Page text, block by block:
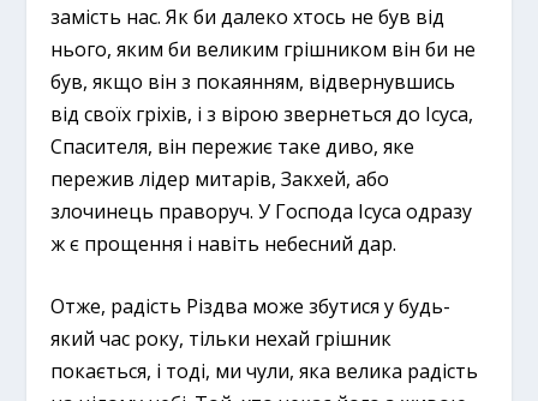
замість нас. Як би далеко хтось не був від
нього, яким би великим грішником він би не
був, якщо він з покаянням, відвернувшись
від своїх гріхів, і з вірою звернеться до Ісуса,
Спасителя, він пережиє таке диво, яке
пережив лідер митарів, Закхей, або
злочинець праворуч. У Господа Ісуса одразу
ж є прощення і навіть небесний дар.
Отже, радість Різдва може збутися у будь-
який час року, тільки нехай грішник
покається, і тоді, ми чули, яка велика радість